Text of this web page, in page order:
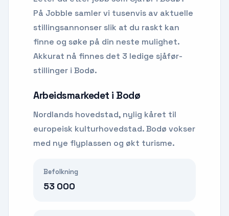
På Jobble samler vi tusenvis av aktuelle
stillingsannonser slik at du raskt kan
finne og søke på din neste mulighet.
Akkurat nå finnes det 3 ledige sjåfør-
stillinger i Bodø.
Arbeidsmarkedet i Bodø
Nordlands hovedstad, nylig kåret til
europeisk kulturhovedstad. Bodø vokser
med nye flyplassen og økt turisme.
Befolkning
53 000